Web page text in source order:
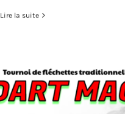
Lire la suite